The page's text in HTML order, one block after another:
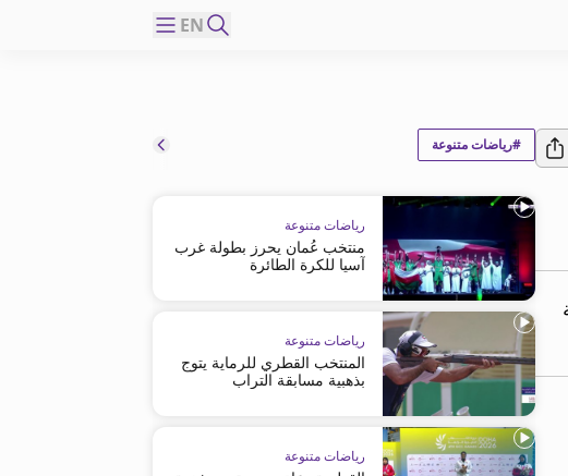
EN
#رياضات متنوعة
رياضات متنوعة
منتخب عُمان يحرز بطولة غرب
آسيا للكرة الطائرة
رياضات متنوعة
المنتخب القطري للرماية يتوج
بذهبية مسابقة التراب
رياضات متنوعة